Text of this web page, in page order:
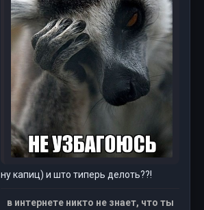
ну капиц) и што типерь делоть??!
в интернете никто не знает, что ты